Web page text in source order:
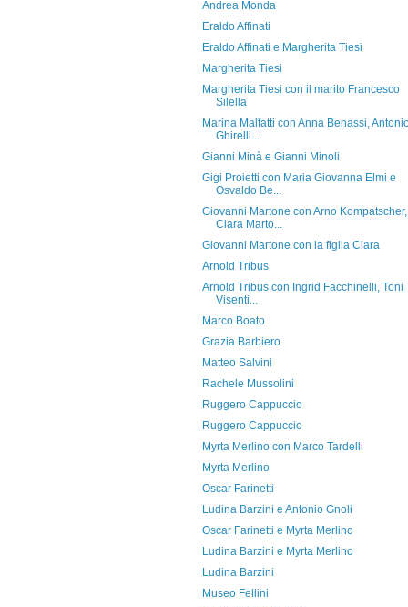
Andrea Monda
Eraldo Affinati
Eraldo Affinati e Margherita Tiesi
Margherita Tiesi
Margherita Tiesi con il marito Francesco
Silella
Marina Malfatti con Anna Benassi,
Ghirelli...
Gianni Minà e Gianni Minoli
Gigi Proietti con Maria Giovanna Elmi e
Osvaldo Be...
Giovanni Martone con Arno Kompatscher,
Clara Marto...
Giovanni Martone con la figlia Clara
Arnold Tribus
Arnold Tribus con Ingrid Facchinelli, Toni
Visenti...
Marco Boato
Grazia Barbiero
Matteo Salvini
Rachele Mussolini
Ruggero Cappuccio
Ruggero Cappuccio
Myrta Merlino con Marco Tardelli
Myrta Merlino
Oscar Farinetti
Ludina Barzini e Antonio Gnoli
Oscar Farinetti e Myrta Merlino
Ludina Barzini e Myrta Merlino
Ludina Barzini
Museo Fellini